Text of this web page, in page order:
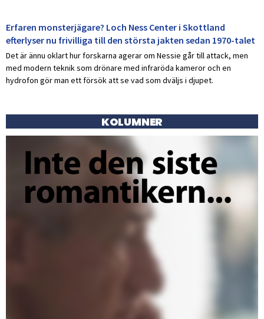
Erfaren monsterjägare? Loch Ness Center i Skottland
efterlyser nu frivilliga till den största jakten sedan 1970-talet
Det är ännu oklart hur forskarna agerar om Nessie går till attack, men
med modern teknik som drönare med infraröda kameror och en
hydrofon gör man ett försök att se vad som dväljs i djupet.
KOLUMNER